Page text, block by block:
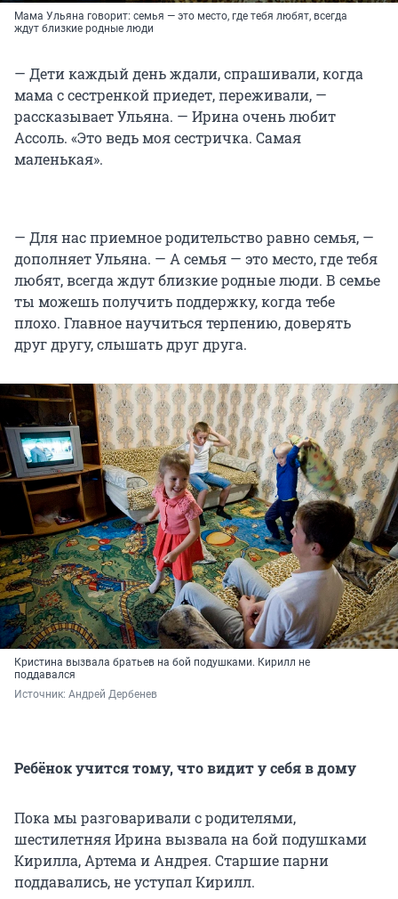
Мама Ульяна говорит: семья — это место, где тебя любят, всегда
ждут близкие родные люди
— Дети каждый день ждали, спрашивали, когда
мама с сестренкой приедет, переживали, —
рассказывает Ульяна. — Ирина очень любит
Ассоль. «Это ведь моя сестричка. Самая
маленькая».
— Для нас приемное родительство равно семья, —
дополняет Ульяна. — А семья — это место, где тебя
любят, всегда ждут близкие родные люди. В семье
ты можешь получить поддержку, когда тебе
плохо. Главное научиться терпению, доверять
друг другу, слышать друг друга.
Кристина вызвала братьев на бой подушками. Кирилл не
поддавался
Источник: Андрей Дербенев
Ребёнок учится тому, что видит у себя в дому
Пока мы разговаривали с родителями,
шестилетняя Ирина вызвала на бой подушками
Кирилла, Артема и Андрея. Старшие парни
поддавались, не уступал Кирилл.